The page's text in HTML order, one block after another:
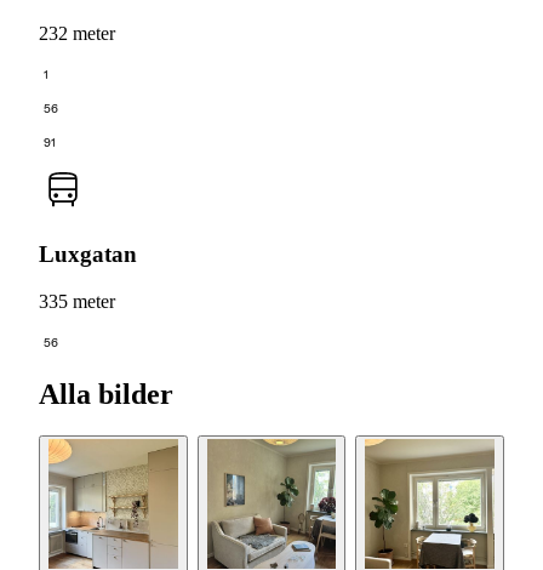
232 meter
1
56
91
Luxgatan
335 meter
56
Alla bilder